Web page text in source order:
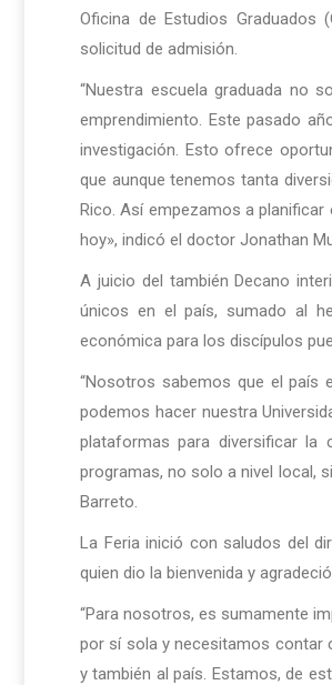
Oficina de Estudios Graduados
solicitud de admisión.
“Nuestra escuela graduada no
emprendimiento. Este pasado
investigación. Esto ofrece
que aunque tenemos tanta
Rico. Así empezamos a
hoy», indicó el doctor Jonathan
A juicio del también Decano
únicos en el país, sumado al
económica para los discípulos
“Nosotros sabemos que el país
podemos hacer nuestra
plataformas para diversificar la
programas, no solo a nivel local,
Barreto.
La Feria inició con saludos del
quien dio la bienvenida y
“Para nosotros, es sumamente
por sí sola y necesitamos contar
y también al país. Estamos, de